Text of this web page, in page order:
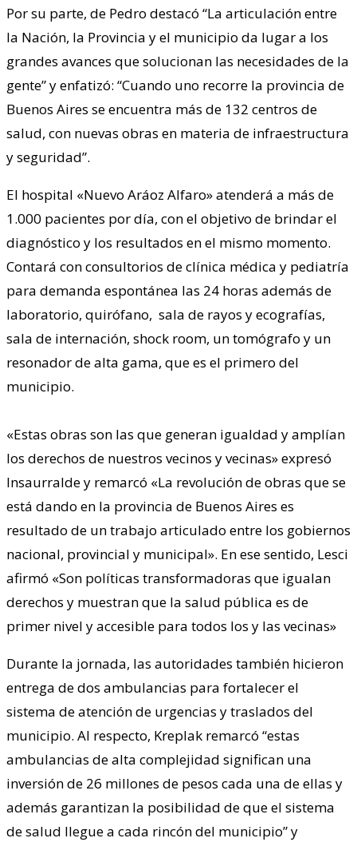
Por su parte, de Pedro destacó “La articulación entre
la Nación, la Provincia y el municipio da lugar a los
grandes avances que solucionan las necesidades de la
gente” y enfatizó: “Cuando uno recorre la provincia de
Buenos Aires se encuentra más de 132 centros de
salud, con nuevas obras en materia de infraestructura
y seguridad”.
El hospital «Nuevo Aráoz Alfaro» atenderá a más de
1.000 pacientes por día, con el objetivo de brindar el
diagnóstico y los resultados en el mismo momento.
Contará con consultorios de clínica médica y pediatría
para demanda espontánea las 24 horas además de
laboratorio, quirófano, sala de rayos y ecografías,
sala de internación, shock room, un tomógrafo y un
resonador de alta gama, que es el primero del
municipio.
«Estas obras son las que generan igualdad y amplían
los derechos de nuestros vecinos y vecinas» expresó
Insaurralde y remarcó «La revolución de obras que se
está dando en la provincia de Buenos Aires es
resultado de un trabajo articulado entre los gobiernos
nacional, provincial y municipal». En ese sentido, Lesci
afirmó «Son políticas transformadoras que igualan
derechos y muestran que la salud pública es de
primer nivel y accesible para todos los y las vecinas»
Durante la jornada, las autoridades también hicieron
entrega de dos ambulancias para fortalecer el
sistema de atención de urgencias y traslados del
municipio. Al respecto, Kreplak remarcó “estas
ambulancias de alta complejidad significan una
inversión de 26 millones de pesos cada una de ellas y
además garantizan la posibilidad de que el sistema
de salud llegue a cada rincón del municipio” y